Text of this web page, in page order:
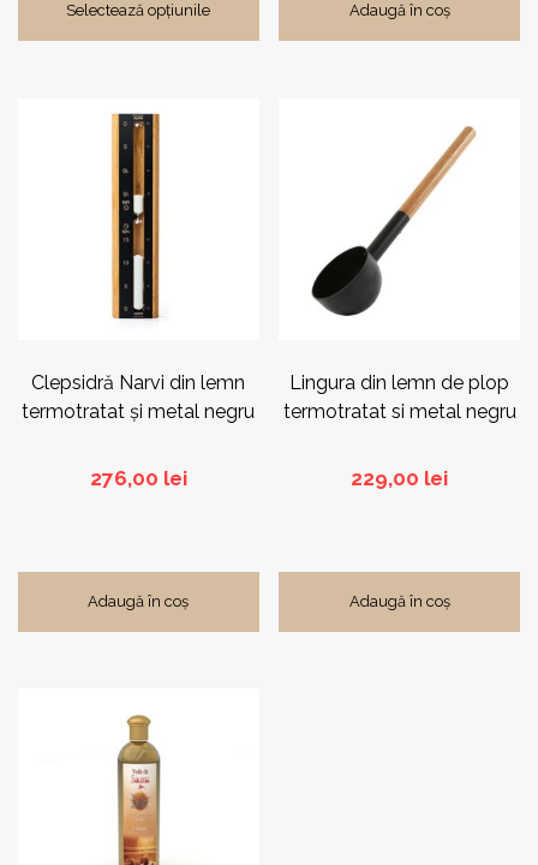
Selectează opțiunile Adaugă în coș
Clepsidră Narvi din lemn
termotratat și metal negru
276,00 lei
Adaugă în coș
Lingura din lemn de plop
termotratat si metal negru
229,00 lei
Adaugă în coș